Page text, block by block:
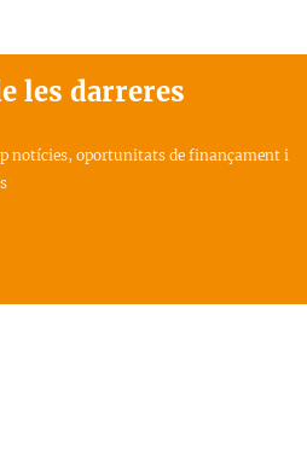
les darreres
notícies, oportunitats de finançament i